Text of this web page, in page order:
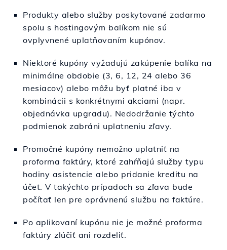
Produkty alebo služby poskytované zadarmo
spolu s hostingovým balíkom nie sú
ovplyvnené uplatňovaním kupónov.
Niektoré kupóny vyžadujú zakúpenie balíka na
minimálne obdobie (3, 6, 12, 24 alebo 36
mesiacov) alebo môžu byť platné iba v
kombinácii s konkrétnymi akciami (napr.
objednávka upgradu). Nedodržanie týchto
podmienok zabráni uplatneniu zľavy.
Promočné kupóny nemožno uplatniť na
proforma faktúry, ktoré zahŕňajú služby typu
hodiny asistencie alebo pridanie kreditu na
účet. V takýchto prípadoch sa zľava bude
počítať len pre oprávnenú službu na faktúre.
Po aplikovaní kupónu nie je možné proforma
faktúry zlúčiť ani rozdeliť.